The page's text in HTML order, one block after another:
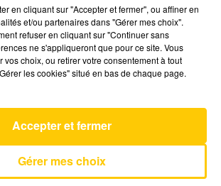
Des Fleurs
AVEYRON NORD
en cliquant sur "Accepter et fermer", ou affiner en
et/ou partenaires dans "Gérer mes choix".
refuser en cliquant sur "Continuer sans
ne s'appliqueront que pour ce site. Vous
vos choix, ou retirer votre consentement à tout
les cookies" situé en bas de chaque page.
Gérer mes choix
Accepter et fermer